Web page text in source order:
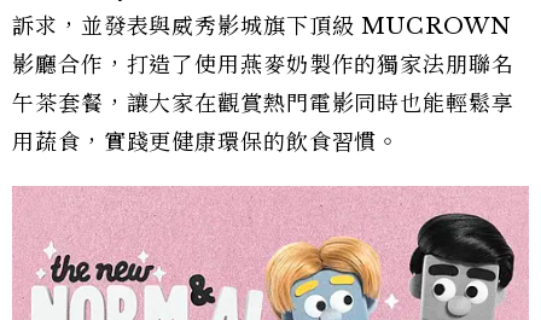
訴求，並發表與威秀影城旗下頂級 MUCROWN
影廳合作，打造了使用燕麥奶製作的獨家法朋聯名
午茶套餐，讓大家在觀賞熱門電影同時也能輕鬆享
用蔬食，實踐更健康環保的飲食習慣。